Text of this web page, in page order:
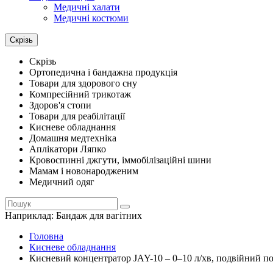
Медичні халати
Медичні костюми
Скрізь
Скрізь
Ортопедична і бандажна продукція
Товари для здорового сну
Компресійний трикотаж
Здоров'я стопи
Товари для реабілітації
Кисневе обладнання
Домашня медтехніка
Аплікатори Ляпко
Кровоспинні джгути, іммобілізаційні шини
Мамам і новонародженим
Медичний одяг
Наприклад: Бандаж для вагітних
Головна
Кисневе обладнання
Кисневий концентратор JAY-10 – 0–10 л/хв, подвійний